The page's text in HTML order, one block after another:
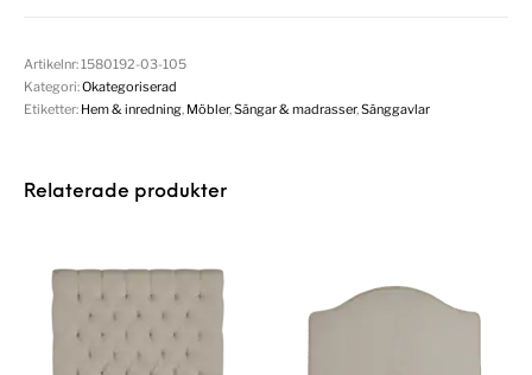
Artikelnr:1580192-03-105
Kategori:Okategoriserad
Etiketter: Hem & inredning, Möbler,Sängar & madrasser,Sänggavlar
Relaterade produkter